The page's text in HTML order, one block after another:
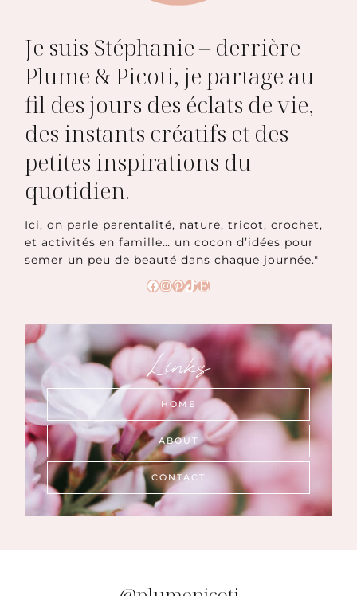
Je suis Stéphanie – derrière
Plume & Picoti, je partage au
fil des jours des éclats de vie,
des instants créatifs et des
petites inspirations du
quotidien.
Ici, on parle parentalité, nature, tricot, crochet,
et activités en famille… un cocon d’idées pour
semer un peu de beauté dans chaque journée."
Facebook
Instagram
Pinterest
TikTok
Etsy
Links
HOME
ABOUT
CONTACT